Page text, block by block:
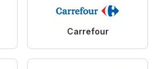
Carrefour